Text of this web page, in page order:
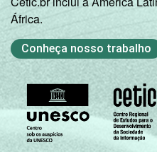
África.
Conheça nosso trabalho